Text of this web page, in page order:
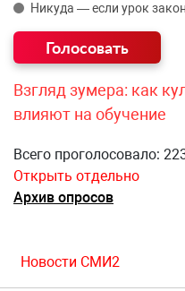
Никуда — если урок
Взгляд зумера: как
влияют на обучение
Всего проголосовало:
Открыть отдельно
Архив опросов
Новости СМИ2